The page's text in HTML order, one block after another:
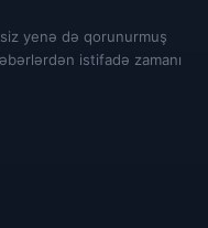
yenə də qorunurmuş
istifadə zamanı